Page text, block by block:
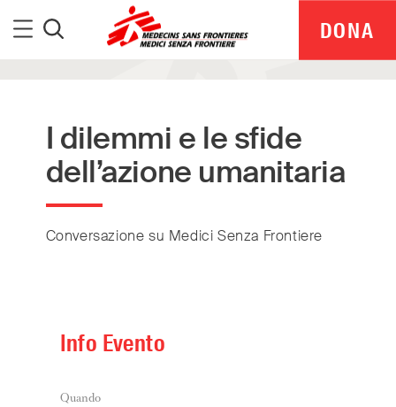
Menu
DONA
I dilemmi e le sfide
dell’azione umanitaria
Conversazione su Medici Senza Frontiere
Info Evento
Quando
MSF Italia is part of a global network delivering
Independent. Neutral. Impartial.